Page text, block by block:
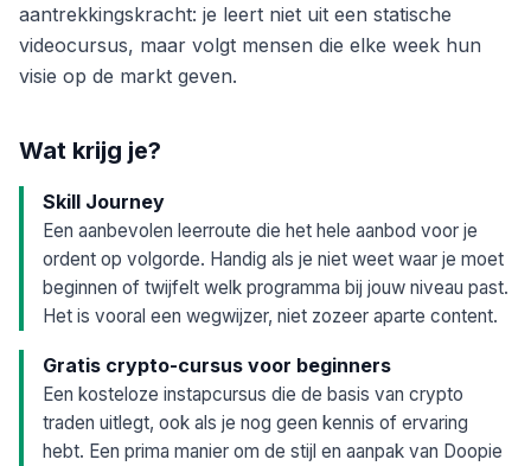
aantrekkingskracht: je leert niet uit een statische
videocursus, maar volgt mensen die elke week hun
visie op de markt geven.
Wat krijg je?
Skill Journey
Een aanbevolen leerroute die het hele aanbod voor je
ordent op volgorde. Handig als je niet weet waar je moet
beginnen of twijfelt welk programma bij jouw niveau past.
Het is vooral een wegwijzer, niet zozeer aparte content.
Gratis crypto-cursus voor beginners
Een kosteloze instapcursus die de basis van crypto
traden uitlegt, ook als je nog geen kennis of ervaring
hebt. Een prima manier om de stijl en aanpak van Doopie